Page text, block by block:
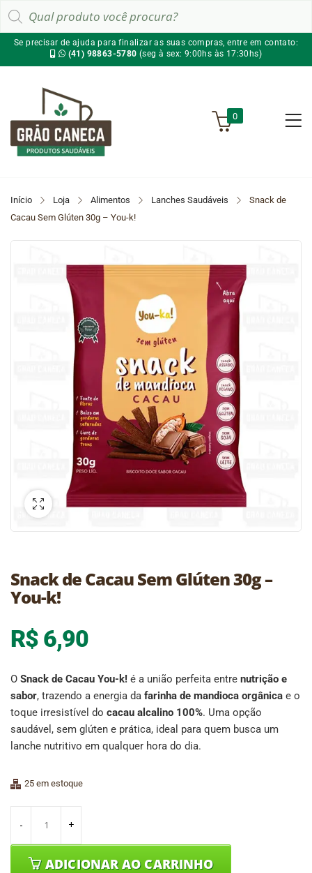
produtos
Se precisar de ajuda para finalizar as suas compras, entre em contato:
(41) 98863-5780 (seg à sex: 9:00hs às 17:30hs)
0
Início Loja Alimentos Lanches Saudáveis
Snack de
Cacau Sem Glúten 30g – You-k!
Snack de Cacau Sem Glúten 30g –
You-k!
R$ 6,90
O Snack de Cacau You-k! é a união perfeita entre nutrição e
sabor, trazendo a energia da farinha de mandioca orgânica e o
toque irresistível do cacau alcalino 100%. Uma opção
saudável, sem glúten e prática, ideal para quem busca um
lanche nutritivo em qualquer hora do dia.
25 em estoque
ADICIONAR AO CARRINHO